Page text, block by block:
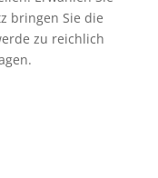
bringen Sie die
zu reichlich